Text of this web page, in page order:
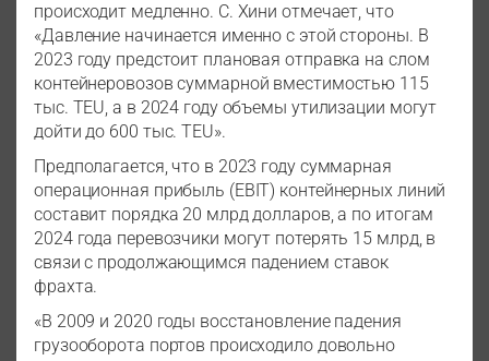
происходит медленно. С. Хини отмечает, что
«Давление начинается именно с этой стороны. В
2023 году предстоит плановая отправка на слом
контейнеровозов суммарной вместимостью 115
тыс. TEU, а в 2024 году объемы утилизации могут
дойти до 600 тыс. TEU».
Предполагается, что в 2023 году суммарная
операционная прибыль (EBIT) контейнерных линий
составит порядка 20 млрд долларов, а по итогам
2024 года перевозчики могут потерять 15 млрд, в
связи с продолжающимся падением ставок
фрахта.
«В 2009 и 2020 годы восстановление падения
грузооборота портов происходило довольно